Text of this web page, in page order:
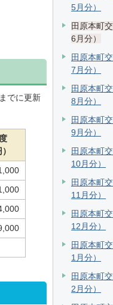
でに更新
5月分）
田原本町
6月分）
田原本町
7月分）
田原本町
8月分）
田原本町
9月分）
田原本町
10月分）
田原本町
11月分）
田原本町
12月分）
田原本町
1月分）
田原本町
2月分）